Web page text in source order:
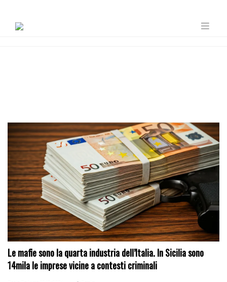
Le mafie sono la quarta industria dell’Italia. In Sicilia sono
14mila le imprese vicine a contesti criminali